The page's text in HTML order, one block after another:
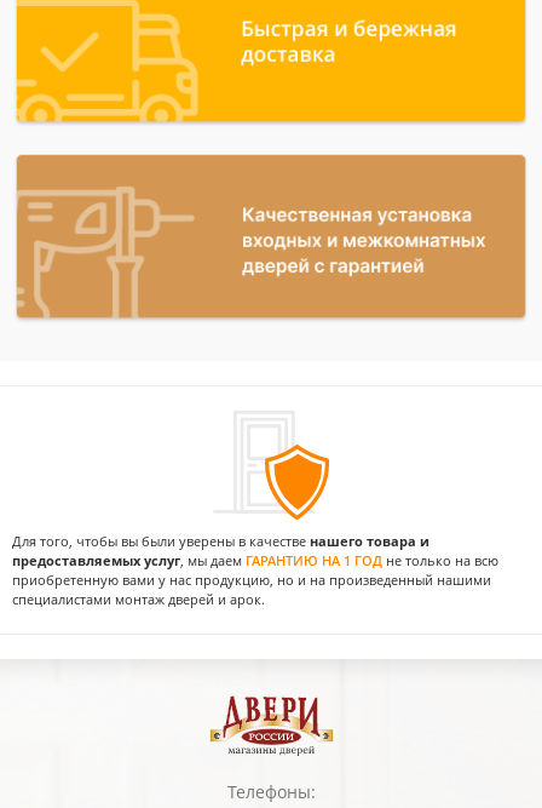
Для того, чтобы вы были уверены в качестве нашего товара и
предоставляемых услуг , мы даем ГАРАНТИЮ НА 1 ГОД не только на всю
приобретенную вами у нас продукцию, но и на произведенный нашими
специалистами монтаж дверей и арок.
Телефоны: